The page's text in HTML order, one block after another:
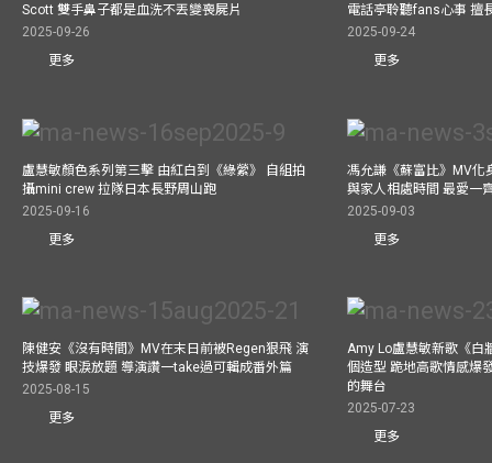
Scott 雙手鼻子都是血洗不丟變喪屍片
2025-09-26
更多
電話亭聆聽fans心事 擅
2025-09-24
更多
盧慧敏顏色系列第三擊 由紅白到《綠縈》 自組拍
攝mini crew 拉隊日本長野周山跑
2025-09-16
更多
馮允謙《蘇富比》MV化
與家人相處時間 最愛一
2025-09-03
更多
陳健安《沒有時間》MV在末日前被Regen狠飛 演
技爆發 眼淚放題 導演讚一take過可輯成番外篇
2025-08-15
更多
Amy Lo盧慧敏新歌《白
個造型 跪地高歌情感爆
的舞台
2025-07-23
更多